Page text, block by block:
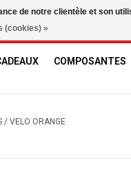
COMPOSANTES
/ VELO ORANGE
de notre clientèle et son
(cookies) »